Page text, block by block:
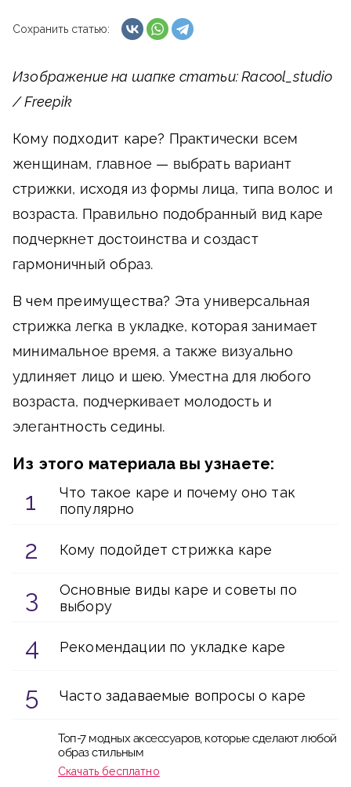
Сохранить статью:
Изображение на шапке статьи: Racool_studio
/ Freepik
Кому подходит каре? Практически всем
женщинам, главное — выбрать вариант
стрижки, исходя из формы лица, типа волос и
возраста. Правильно подобранный вид каре
подчеркнет достоинства и создаст
гармоничный образ.
В чем преимущества? Эта универсальная
стрижка легка в укладке, которая занимает
минимальное время, а также визуально
удлиняет лицо и шею. Уместна для любого
возраста, подчеркивает молодость и
элегантность седины.
Из этого материала вы узнаете:
Что такое каре и почему оно так
популярно
Кому подойдет стрижка каре
Основные виды каре и советы по
выбору
Рекомендации по укладке каре
Часто задаваемые вопросы о каре
Топ-7 модных аксессуаров, которые сделают любой
образ стильным
Скачать бесплатно